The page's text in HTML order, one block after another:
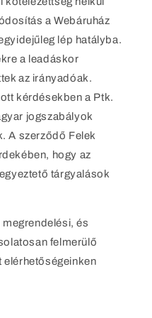
a Webáruház
lép hatályba.
a leadáskor
az irányadóak.
kérdésekben a Ptk.
jogszabályok
A szerződő Felek
hogy az
tárgyalások
és
felmerülő
elérhetőségeinken